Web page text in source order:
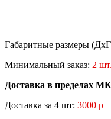
Габаритные размеры
Минимальный заказ: 2 шт.
Доставка в пределах
Доставка за 4 шт: 3000 р